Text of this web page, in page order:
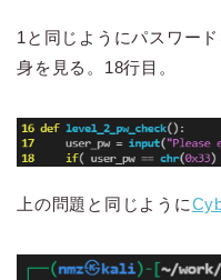
1と同じようにパスワー
身を見る。18行目。
上の問題と同じように